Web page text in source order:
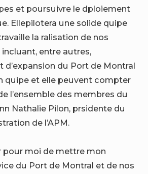
et poursuivre le dploiement
Ellepilotera une solide quipe
la ralisation de nos
entre autres,
d’expansion du Port de Montral
quipe et elle peuvent compter
l’ensemble des membres du
Nathalie Pilon, prsidente du
de l’APM.
pour moi de mettre mon
du Port de Montral et de nos